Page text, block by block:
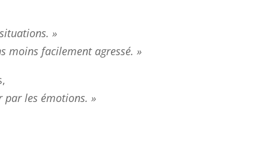
»
facilement agressé. »
les émotions. »